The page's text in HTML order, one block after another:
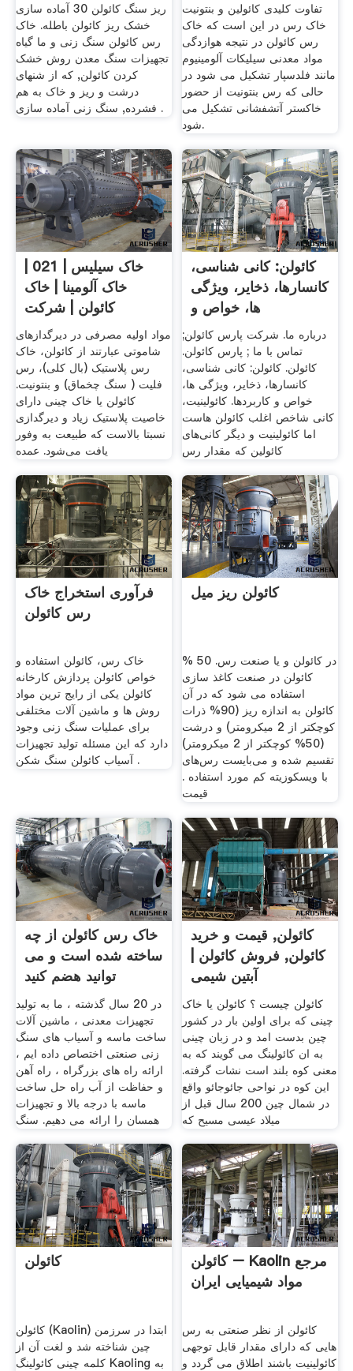
ریز سنگ کائولن 30 آماده سازی
خشک ریز کائولن باطله. خاک
رس کائولن سنگ زنی و ما گیاه
تجهیزات سنگ معدن روش خشک
کردن کائولن, که از شنهای
درشت و ریز و خاک به هم
فشرده, سنگ زنی آماده سازی .
تفاوت کلیدی کائولین و بنتونیت
خاک رس در این است که خاک
رس کائولن در نتیجه هوازدگی
مواد معدنی سیلیکات آلومینیوم
مانند فلدسپار تشکیل می شود در
حالی که رس بنتونیت از حضور
خاکستر آتشفشانی تشکیل می
شود.
خاک آلومینا | خاک
کائولن | شرکت
مواد اولیه مصرفی در دیرگداز‌های
شاموتی عبارتند از کائولن، خاک
رس پلاستیک (بال کلی)، رس
فلیت ( سنگ چخماق) و بنتونیت.
کائولن یا خاک چینی دارای
خاصیت پلاستیک زیاد و دیرگدازی
نسبتا بالاست که طبیعت به وفور
یافت می‌شود. عمده
کائولن: کانی شناسی،
کانسارها، ذخایر، ویژگی
ها، خواص و
درباره ما. شرکت پارس کائولن;
تماس با ما ; پارس کائولن.
کائولن. کائولن: کانی شناسی،
کانسارها، ذخایر، ویژگی ها،
خواص و کاربردها. کائولینیت،
کانی شاخص اغلب کائولن‌ هاست
اما کائولینیت و دیگر کانی‌های
کائولین که مقدار رس
فرآوری استخراج خاک
رس کائولن
خاک رس، کائولن استفاده و
خواص کائولن پردازش کارخانه
کائولن یکی از رایج ترین مواد
روش ها و ماشین آلات مختلفی
برای عملیات سنگ زنی وجود
دارد که این مسئله تولید تجهیزات
آسیاب کائولن سنگ شکن .
کائولن ریز میل
در کائولن و یا صنعت رس. 50 %
کائولن در صنعت کاغذ سازی
استفاده می شود که در آن
کائولن به اندازه ریز (90% ذرات
کوچکتر از 2 میکرومتر) و درشت
(50% کوچکتر از 2 میکرومتر)
تقسیم شده و می‌بایست رس‌های
با ویسکوزیته کم مورد استفاده .
قیمت
خاک رس کائولن از چه
ساخته شده است و می
توانید هضم کنید
در 20 سال گذشته ، ما به تولید
تجهیزات معدنی ، ماشین آلات
ساخت ماسه و آسیاب های سنگ
زنی صنعتی اختصاص داده ایم ،
ارائه راه های بزرگراه ، راه آهن
و حفاظت از آب راه حل ساخت
ماسه با درجه بالا و تجهیزات
همسان را ارائه می دهیم. سنگ
کائولن, قیمت و خرید
کائولن, فروش کائولن |
آبتین شیمی
کائولن چیست ؟ کائولن یا خاک
چینی که برای اولین بار در کشور
چین بدست امد و در زبان چینی
به ان کائولینگ می گویند که به
معنی کوه بلند است نشات گرفته.
این کوه در نواحی جائوجائو واقع
در شمال چین 200 سال قبل از
میلاد عیسی مسیح که
کائولن
کائولن (Kaolin) ابتدا در سرزمن
چین شناخته شد و لغت آن از
کلمه چینی کائولینگ Kaoling به
کائولن – Kaolin مرجع
مواد شیمیایی ایران
کائولن از نظر صنعتی به رس
هایی که دارای مقدار قابل توجهی
کائولینیت باشند اطلاق می گردد و